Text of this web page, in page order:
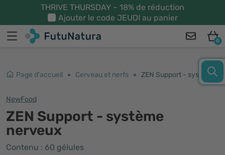
THRIVE THURSDAY – 18% de réduction
Ajouter le code JEUDI au panier
0
Page d'accueil Cerveau et nerfs ZEN Support - système nerveux
NewFood
ZEN Support - système
nerveux
Contenu : 60 gélules